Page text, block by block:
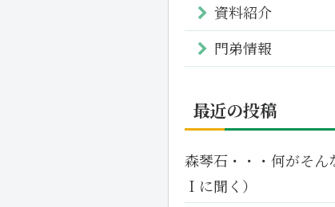
資料紹介
門弟情報
最近の投稿
森琴石・・・何がそん
Ｉに聞く）